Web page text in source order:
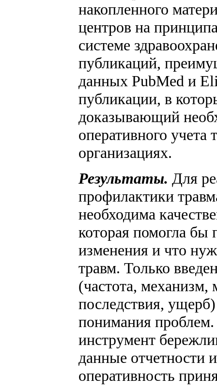
накопленного
центров на
системе
публикаций,
данных PubMed и
публикации, в
доказывающий
оперативного
организациях.
Результаты. Для
профилактики
необходима
которая помогла бы
изменения и что
травм. Только
(частота,
последствия,
понимания
инструмент
данные отчетности
оперативность